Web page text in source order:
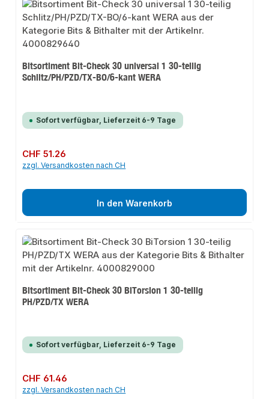
Bitsortiment Bit-Check 30 universal 1 30-teilig
Schlitz/PH/PZD/TX-BO/6-kant WERA
Sofort verfügbar, Lieferzeit 6-9 Tage
Regulärer Preis:
CHF 51.26
zzgl. Versandkosten nach CH
In den Warenkorb
Bitsortiment Bit-Check 30 BiTorsion 1 30-teilig
PH/PZD/TX WERA
Sofort verfügbar, Lieferzeit 6-9 Tage
Regulärer Preis:
CHF 61.46
zzgl. Versandkosten nach CH